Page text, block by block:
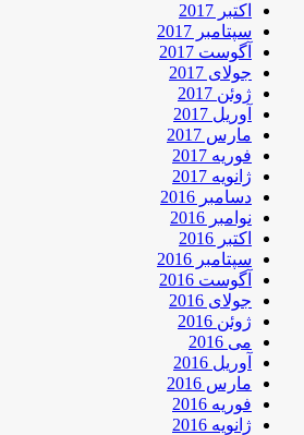
اکتبر 2017
سپتامبر 2017
آگوست 2017
جولای 2017
ژوئن 2017
آوریل 2017
مارس 2017
فوریه 2017
ژانویه 2017
دسامبر 2016
نوامبر 2016
اکتبر 2016
سپتامبر 2016
آگوست 2016
جولای 2016
ژوئن 2016
می 2016
آوریل 2016
مارس 2016
فوریه 2016
ژانویه 2016